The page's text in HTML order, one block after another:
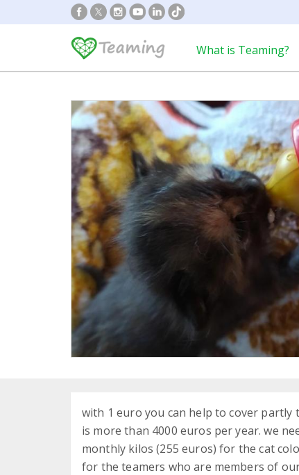
What is Teaming?
with 1 euro you can help to cover partly
is more than 4000 euros per year. we
monthly kilos (255 euros) for the cat
for the teamers who are members of